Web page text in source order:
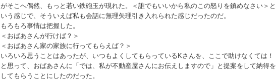
がそこへ偶然、もっと若い鉄砲玉が現れた。＜誰でもいいから私のこの怒りを鎮めなさい＞と
いう感じで、そういえば私も会話に無理矢理引き入れられた感じだったのだ。
もろもろ事情は把握した。
＜おばあさんが行けば？＞
＜おばあさん家の家族に行ってもらえば？＞
いろいろ思うことはあったが、いつもよくしてもらっているKさんを、ここで助けなくては！
と思って、おばあさんに「では、私が不動産屋さんにお伝えしますので」と提案をして納得を
してもらうことにしたのだった。